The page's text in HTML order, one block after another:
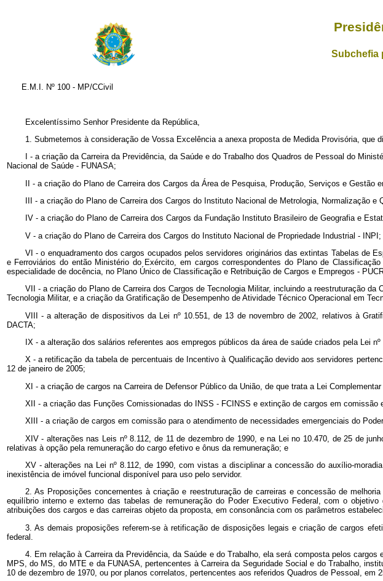
Subchefia
E.M.I. Nº 100 - MP/CCivil
Excelentíssimo Senhor Presidente da República,
1. Submetemos à consideração de Vossa Excelência a anexa proposta de Medida Provisória, que
I - a criação da Carreira da Previdência, da Saúde e do Trabalho dos Quadros de Pessoal do
Nacional de Saúde - FUNASA;
II - a criação do Plano de Carreira dos Cargos da Área de Pesquisa, Produção, Serviços e Gestão
III - a criação do Plano de Carreira dos Cargos do Instituto Nacional de Metrologia, Normalização e
IV - a criação do Plano de Carreira dos Cargos da Fundação Instituto Brasileiro de Geografia e
V - a criação do Plano de Carreira dos Cargos do Instituto Nacional de Propriedade Industrial - INPI;
VI - o enquadramento dos cargos ocupados pelos servidores originários das extintas Tabelas de
e Ferroviários do então Ministério do Exército, em cargos correspondentes do Plano de
especialidade de docência, no Plano Único de Classificação e Retribuição de Cargos e Empregos -
VII - a criação do Plano de Carreira dos Cargos de Tecnologia Militar, incluindo a reestruturação
Tecnologia Militar, e a criação da Gratificação de Desempenho de Atividade Técnico Operacional em
VIII - a alteração de dispositivos da Lei nº 10.551, de 13 de novembro de 2002, relativos à
DACTA;
IX - a alteração dos salários referentes aos empregos públicos da área de saúde criados pela Lei
X - a retificação da tabela de percentuais de Incentivo à Qualificação devido aos servidores
12 de janeiro de 2005;
XI - a criação de cargos na Carreira de Defensor Público da União, de que trata a Lei
XII - a criação das Funções Comissionadas do INSS - FCINSS e extinção de cargos em comissão
XIII - a criação de cargos em comissão para o atendimento de necessidades emergenciais do
XIV - alterações nas Leis nº 8.112, de 11 de dezembro de 1990, e na Lei no 10.470, de 25 de
relativas à opção pela remuneração do cargo efetivo e ônus da remuneração; e
XV - alterações na Lei nº 8.112, de 1990, com vistas a disciplinar a concessão do auxílio-
inexistência de imóvel funcional disponível para uso pelo servidor.
2. As Proposições concernentes à criação e reestruturação de carreiras e concessão de
equilíbrio interno e externo das tabelas de remuneração do Poder Executivo Federal, com o
atribuições dos cargos e das carreiras objeto da proposta, em consonância com os parâmetros
3. As demais proposições referem-se à retificação de disposições legais e criação de cargos
federal.
4. Em relação à Carreira da Previdência, da Saúde e do Trabalho, ela será composta pelos
MPS, do MS, do MTE e da FUNASA, pertencentes à Carreira da Seguridade Social e do Trabalho,
10 de dezembro de 1970, ou por planos correlatos, pertencentes aos referidos Quadros de Pessoal, em